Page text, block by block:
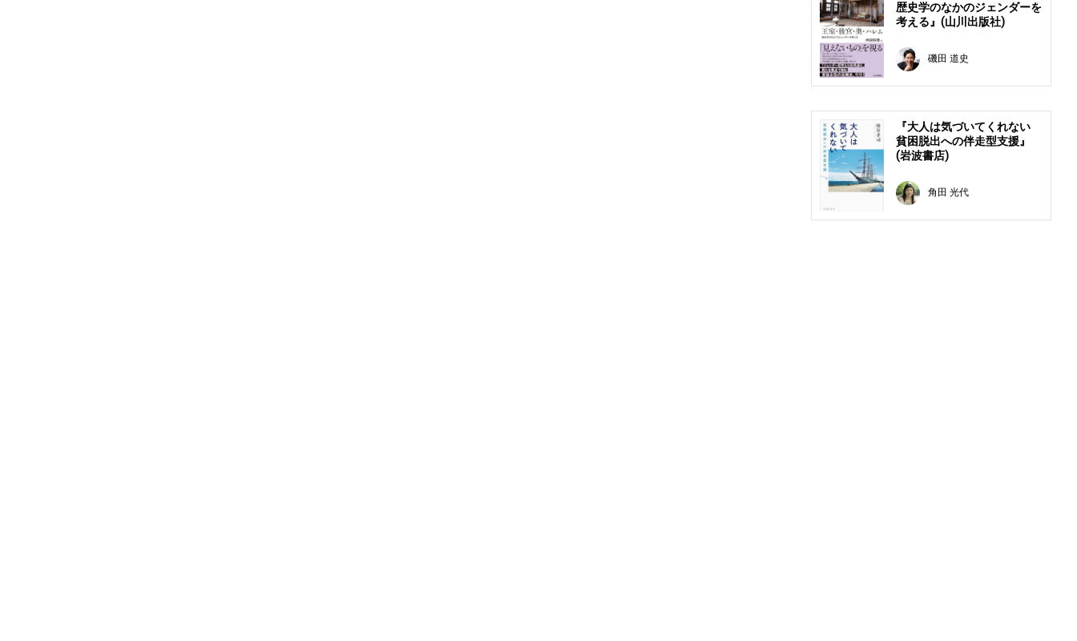
歴史学のなかのジェンダーを
考える』(山川出版社)
磯田 道史
『大人は気づいてくれない
貧困脱出への伴走型支援』
(岩波書店)
角田 光代